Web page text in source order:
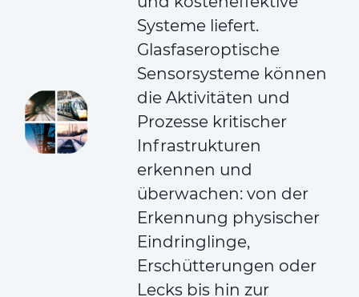
Systeme liefert.
Glasfaseroptische
Sensorsysteme können
die Aktivitäten und
Prozesse kritischer
Infrastrukturen
erkennen und
überwachen: von der
Erkennung physischer
Eindringlinge,
Erschütterungen oder
Lecks bis hin zur